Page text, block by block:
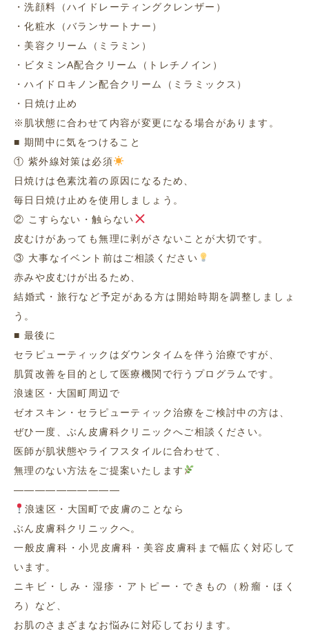
・洗顔料（ハイドレーティングクレンザー）
・化粧水（バランサートナー）
・美容クリーム（ミラミン）
・ビタミンA配合クリーム（トレチノイン）
・ハイドロキノン配合クリーム（ミラミックス）
・日焼け止め
※肌状態に合わせて内容が変更になる場合があります。
■ 期間中に気をつけること
① 紫外線対策は必須
日焼けは色素沈着の原因になるため、
毎日日焼け止めを使用しましょう。
② こすらない・触らない
皮むけがあっても無理に剥がさないことが大切です。
③ 大事なイベント前はご相談ください
赤みや皮むけが出るため、
結婚式・旅行など予定がある方は開始時期を調整しましょ
う。
■ 最後に
セラピューティックはダウンタイムを伴う治療ですが、
肌質改善を目的として医療機関で行うプログラムです。
浪速区・大国町周辺で
ゼオスキン・セラピューティック治療をご検討中の方は、
ぜひ一度、ぶん皮膚科クリニックへご相談ください。
医師が肌状態やライフスタイルに合わせて、
無理のない方法をご提案いたします
――――――――――
浪速区・大国町で皮膚のことなら
ぶん皮膚科クリニックへ。
一般皮膚科・小児皮膚科・美容皮膚科まで幅広く対応して
います。
ニキビ・しみ・湿疹・アトピー・できもの（粉瘤・ほく
ろ）など、
お肌のさまざまなお悩みに対応しております。